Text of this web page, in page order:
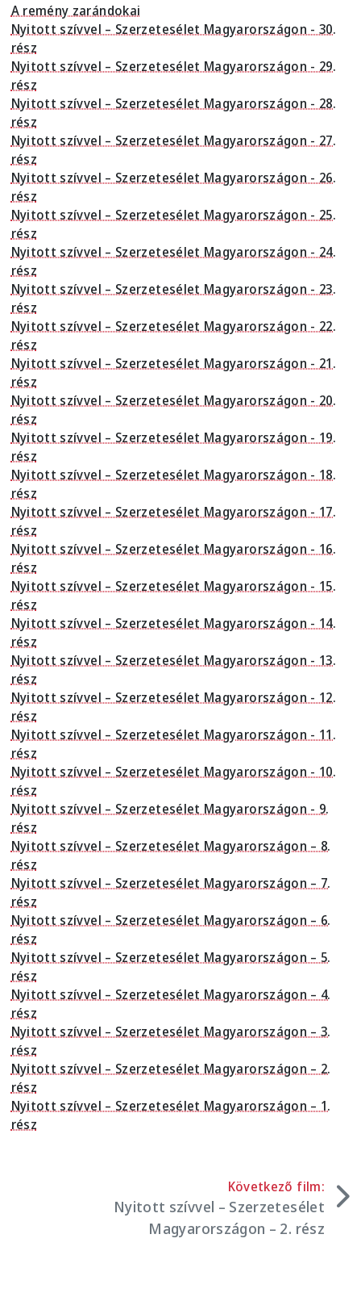
A remény zarándokai
Nyitott szívvel – Szerzetesélet Magyarországon - 30.
rész
Nyitott szívvel – Szerzetesélet Magyarországon - 29.
rész
Nyitott szívvel – Szerzetesélet Magyarországon - 28.
rész
Nyitott szívvel – Szerzetesélet Magyarországon - 27.
rész
Nyitott szívvel – Szerzetesélet Magyarországon - 26.
rész
Nyitott szívvel – Szerzetesélet Magyarországon - 25.
rész
Nyitott szívvel – Szerzetesélet Magyarországon - 24.
rész
Nyitott szívvel – Szerzetesélet Magyarországon - 23.
rész
Nyitott szívvel – Szerzetesélet Magyarországon - 22.
rész
Nyitott szívvel – Szerzetesélet Magyarországon - 21.
rész
Nyitott szívvel – Szerzetesélet Magyarországon - 20.
rész
Nyitott szívvel – Szerzetesélet Magyarországon - 19.
rész
Nyitott szívvel – Szerzetesélet Magyarországon - 18.
rész
Nyitott szívvel – Szerzetesélet Magyarországon - 17.
rész
Nyitott szívvel – Szerzetesélet Magyarországon - 16.
rész
Nyitott szívvel – Szerzetesélet Magyarországon - 15.
rész
Nyitott szívvel – Szerzetesélet Magyarországon - 14.
rész
Nyitott szívvel – Szerzetesélet Magyarországon - 13.
rész
Nyitott szívvel – Szerzetesélet Magyarországon - 12.
rész
Nyitott szívvel – Szerzetesélet Magyarországon - 11.
rész
Nyitott szívvel – Szerzetesélet Magyarországon - 10.
rész
Nyitott szívvel – Szerzetesélet Magyarországon - 9.
rész
Nyitott szívvel – Szerzetesélet Magyarországon – 8.
rész
Nyitott szívvel – Szerzetesélet Magyarországon – 7.
rész
Nyitott szívvel – Szerzetesélet Magyarországon – 6.
rész
Nyitott szívvel – Szerzetesélet Magyarországon – 5.
rész
Nyitott szívvel – Szerzetesélet Magyarországon – 4.
rész
Nyitott szívvel – Szerzetesélet Magyarországon – 3.
rész
Nyitott szívvel – Szerzetesélet Magyarországon – 2.
rész
Nyitott szívvel – Szerzetesélet Magyarországon – 1.
rész
Következő film:
Nyitott szívvel – Szerzetesélet
Magyarországon – 2. rész